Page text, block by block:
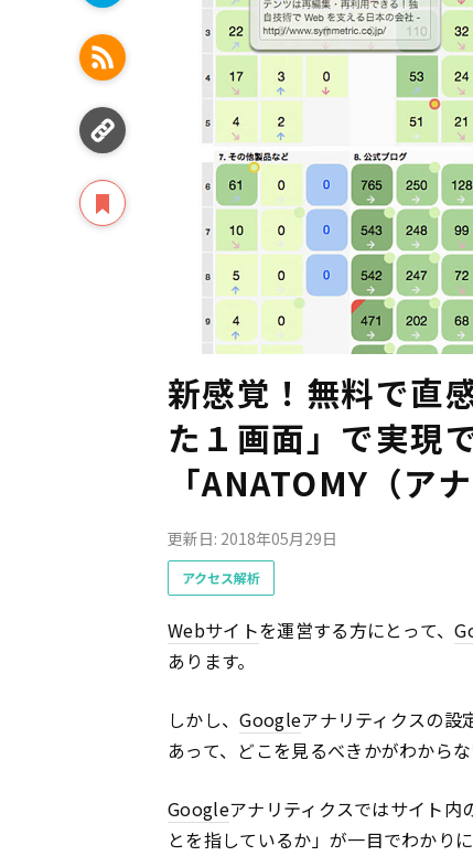
新感覚！無料で直
た１画面」で実現
「ANATOMY（ア
更新日: 2018年05月29日
アクセス解析
Webサイトを運営する方にとって、
あります。
しかし、Googleアナリティクスの設
あって、どこを見るべきかがわから
Googleアナリティクスではサイト内
とを指しているか」が一目でわかり